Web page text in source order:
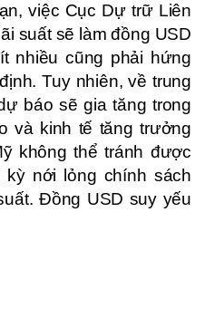
việc Cục Dự trữ Liên
suất sẽ làm đồng USD
nhiều cũng phải hứng
Tuy nhiên, về trung
báo sẽ gia tăng trong
và kinh tế tăng trưởng
không thể tránh được
nới lỏng chính sách
Đồng USD suy yếu